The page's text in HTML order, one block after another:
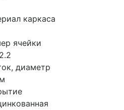
каркаса
ячейки
диаметр